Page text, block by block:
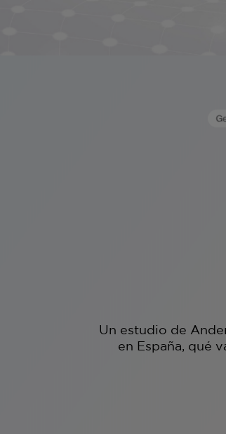
Un estudio de
en España, qué